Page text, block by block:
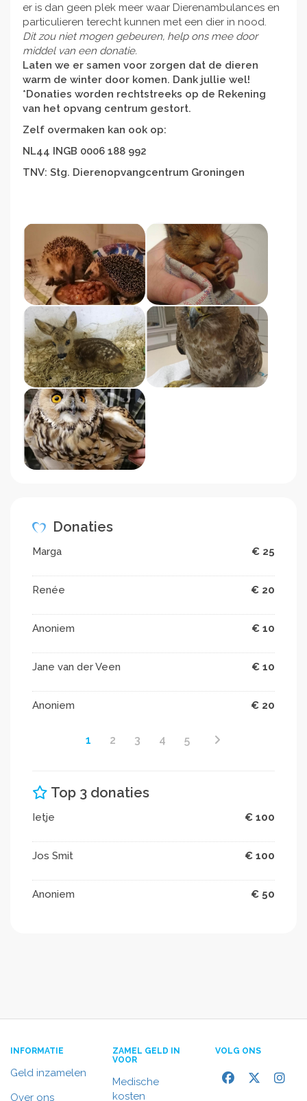
er is dan geen plek meer waar Dierenambulances en
particulieren terecht kunnen met een dier in nood.
Dit zou niet mogen gebeuren, help ons mee door
middel van een donatie.
Laten we er samen voor zorgen dat de dieren
warm de winter door komen. Dank jullie wel!
*Donaties worden rechtstreeks op de Rekening
van het opvang centrum gestort.
Zelf overmaken kan ook op:
NL44 INGB 0006 188 992
TNV: Stg. Dierenopvangcentrum Groningen
Donaties
Marga € 25
Renée € 20
Anoniem € 10
Jane van der Veen € 10
Anoniem € 20
1 2 3 4 5
Top 3 donaties
Ietje € 100
Jos Smit € 100
Anoniem € 50
INFORMATIE
Geld inzamelen
Over ons
ZAMEL GELD IN
VOOR
Medische
kosten
VOLG ONS